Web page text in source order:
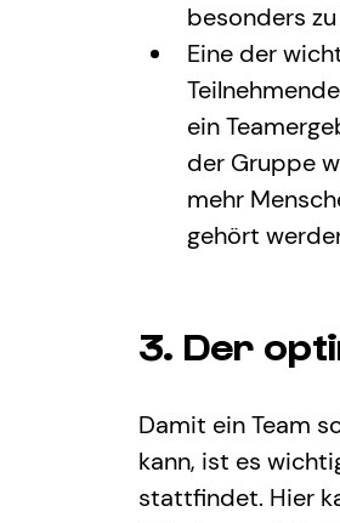
besonders
Eine der
ein
der Gruppe
mehr
gehört
3. Der
Damit ein Team
kann, ist es
stattfindet. Hier